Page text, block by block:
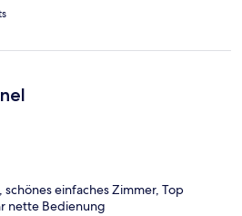
einfaches Zimmer, Top
nette Bedienung